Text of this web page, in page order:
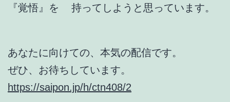
『覚悟』を 持ってしようと思っています。
あなたに向けての、本気の配信です。
ぜひ、お待ちしています。
https://saipon.jp/h/ctn408/2